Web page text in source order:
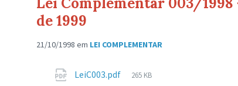
de 1999
21/10/1998 em LEI COMPLEMENTAR
AnexosLeiC003.pdf
Tamanho
265 KB